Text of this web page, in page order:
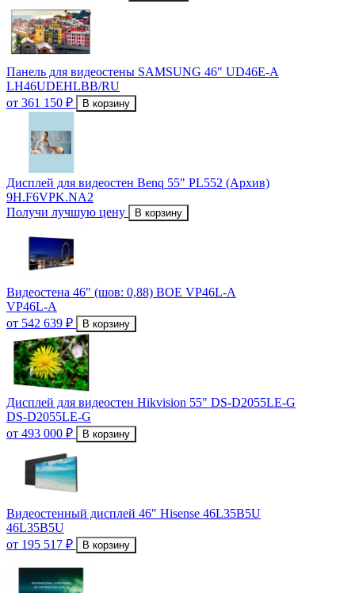
Панель для видеостены SAMSUNG 46" UD46E-A
LH46UDEHLBB/RU
от 361 150 ₽
В корзину
Дисплей для видеостен Benq 55" PL552 (Архив)
9H.F6VPK.NA2
Получи лучшую цену
В корзину
Видеостена 46" (шов: 0,88) BOE VP46L-A
VP46L-A
от 542 639 ₽
В корзину
Дисплей для видеостен Hikvision 55" DS-D2055LE-G
DS-D2055LE-G
от 493 000 ₽
В корзину
Видеостенный дисплей 46" Hisense 46L35B5U
46L35B5U
от 195 517 ₽
В корзину